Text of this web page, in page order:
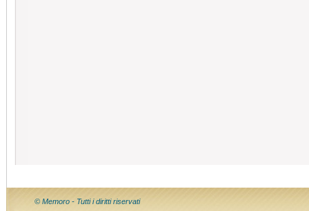
© Memoro - Tutti i diritti riservati